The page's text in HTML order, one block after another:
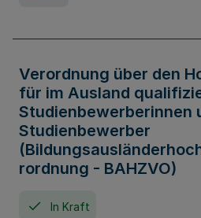
Verordnung über den
für im Ausland
Studienbewerberinnen
Studienbewerber
rordnung - BAHZVO)
In Kraft